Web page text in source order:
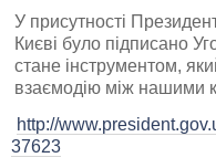
У присутності
Києві було підписано
стане інструментом,
взаємодію між нашими
http://
37623